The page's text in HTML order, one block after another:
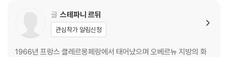
글 스테파니 르뒤
관심작가 알림신청
1966년 프랑스 클레르몽페랑에서 태어났으며 오베르뉴 지방의 화